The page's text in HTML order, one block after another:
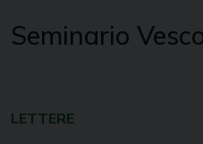
Seminario
LETTERE